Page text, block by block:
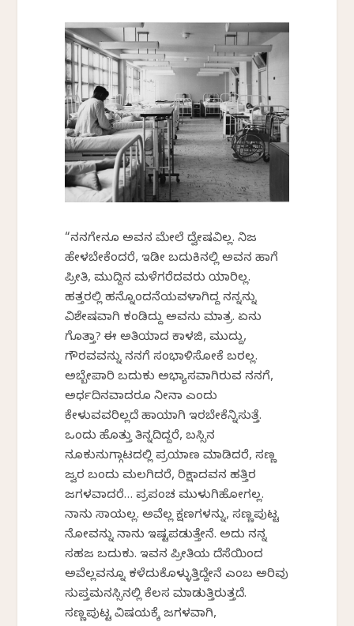
“ನನಗೇನೂ ಅವನ ಮೇಲೆ ದ್ವೇಷವಿಲ್ಲ. ನಿಜ
ಹೇಳಬೇಕೆಂದರೆ, ಇಡೀ ಬದುಕಿನಲ್ಲಿ ಅವನ ಹಾಗೆ
ಪ್ರೀತಿ, ಮುದ್ದಿನ ಮಳೆಗರೆದವರು ಯಾರಿಲ್ಲ.
ಹತ್ತರಲ್ಲಿ ಹನ್ನೊಂದನೆಯವಳಾಗಿದ್ದ ನನ್ನನ್ನು
ವಿಶೇಷವಾಗಿ ಕಂಡಿದ್ದು ಅವನು ಮಾತ್ರ. ಏನು
ಗೊತ್ತಾ? ಈ ಅತಿಯಾದ ಕಾಳಜಿ, ಮುದ್ದು,
ಗೌರವವನ್ನು ನನಗೆ ಸಂಭಾಳಿಸೋಕೆ ಬರಲ್ಲ.
ಅಬ್ಬೇಪಾರಿ ಬದುಕು ಅಭ್ಯಾಸವಾಗಿರುವ ನನಗೆ,
ಅರ್ಧದಿನವಾದರೂ ನೀನಾ ಎಂದು
ಕೇಳುವವರಿಲ್ಲದೆ ಹಾಯಾಗಿ ಇರಬೇಕೆನ್ನಿಸುತ್ತೆ.
ಒಂದು ಹೊತ್ತು ತಿನ್ನದಿದ್ದರೆ, ಬಸ್ಸಿನ
ನೂಕುನುಗ್ಗಾಟದಲ್ಲಿ ಪ್ರಯಾಣ ಮಾಡಿದರೆ, ಸಣ್ಣ
ಜ್ವರ ಬಂದು ಮಲಗಿದರೆ, ರಿಕ್ಷಾದವನ ಹತ್ತಿರ
ಜಗಳವಾದರೆ… ಪ್ರಪಂಚ ಮುಳುಗಿಹೋಗಲ್ಲ.
ನಾನು ಸಾಯಲ್ಲ. ಅವೆಲ್ಲ ಕ್ಷಣಗಳನ್ನು, ಸಣ್ಣಪುಟ್ಟ
ನೋವನ್ನು ನಾನು ಇಷ್ಟಪಡುತ್ತೇನೆ. ಅದು ನನ್ನ
ಸಹಜ ಬದುಕು. ಇವನ ಪ್ರೀತಿಯ ದೆಸೆಯಿಂದ
ಅವೆಲ್ಲವನ್ನೂ ಕಳೆದುಕೊಳ್ಳುತ್ತಿದ್ದೇನೆ ಎಂಬ ಅರಿವು
ಸುಪ್ತಮನಸ್ಸಿನಲ್ಲಿ ಕೆಲಸ ಮಾಡುತ್ತಿರುತ್ತದೆ.
ಸಣ್ಣಪುಟ್ಟ ವಿಷಯಕ್ಕೆ ಜಗಳವಾಗಿ,